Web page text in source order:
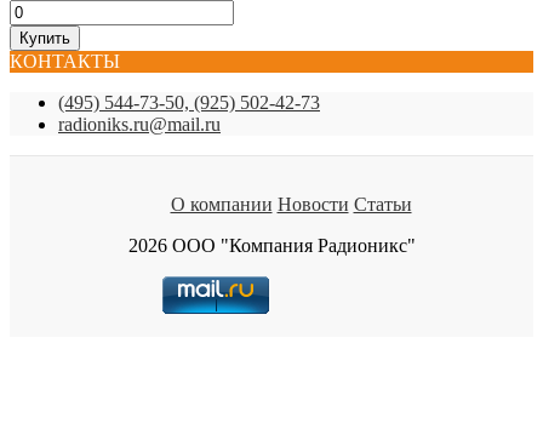
КОНТАКТЫ
(495) 544-73-50, (925) 502-42-73
radioniks.ru@mail.ru
О компании Новости Статьи
2026 ООО "Компания Радионикс"